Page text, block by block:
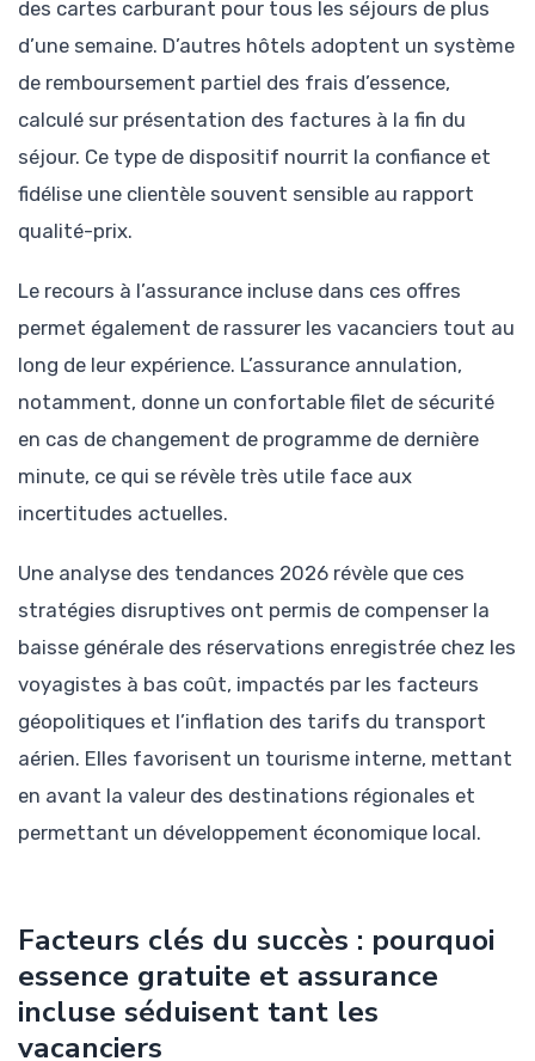
des cartes carburant pour tous les séjours de plus
d’une semaine. D’autres hôtels adoptent un système
de remboursement partiel des frais d’essence,
calculé sur présentation des factures à la fin du
séjour. Ce type de dispositif nourrit la confiance et
fidélise une clientèle souvent sensible au rapport
qualité-prix.
Le recours à l’assurance incluse dans ces offres
permet également de rassurer les vacanciers tout au
long de leur expérience. L’assurance annulation,
notamment, donne un confortable filet de sécurité
en cas de changement de programme de dernière
minute, ce qui se révèle très utile face aux
incertitudes actuelles.
Une analyse des tendances 2026 révèle que ces
stratégies disruptives ont permis de compenser la
baisse générale des réservations enregistrée chez les
voyagistes à bas coût, impactés par les facteurs
géopolitiques et l’inflation des tarifs du transport
aérien. Elles favorisent un tourisme interne, mettant
en avant la valeur des destinations régionales et
permettant un développement économique local.
Facteurs clés du succès : pourquoi
essence gratuite et assurance
incluse séduisent tant les
vacanciers